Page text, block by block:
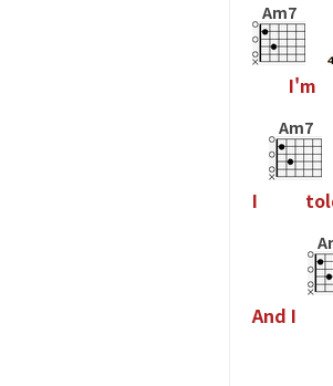
Am7
I'm
I
Am7
tol
And I